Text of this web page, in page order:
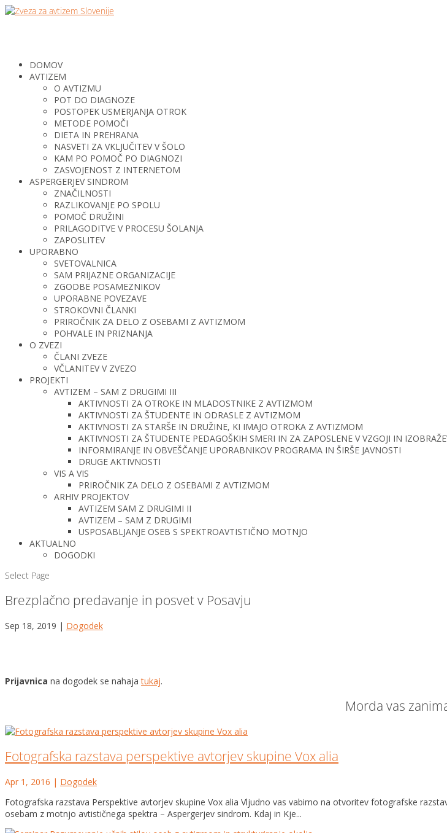
DOMOV
AVTIZEM
O AVTIZMU
POT DO DIAGNOZE
POSTOPEK USMERJANJA OTROK
METODE POMOČI
DIETA IN PREHRANA
NASVETI ZA VKLJUČITEV V ŠOLO
KAM PO POMOČ PO DIAGNOZI
ZASVOJENOST Z INTERNETOM
ASPERGERJEV SINDROM
ZNAČILNOSTI
RAZLIKOVANJE PO SPOLU
POMOČ DRUŽINI
PRILAGODITVE V PROCESU ŠOLANJA
ZAPOSLITEV
UPORABNO
SVETOVALNICA
SAM PRIJAZNE ORGANIZACIJE
ZGODBE POSAMEZNIKOV
UPORABNE POVEZAVE
STROKOVNI ČLANKI
PRIROČNIK ZA DELO Z OSEBAMI Z AVTIZMOM
POHVALE IN PRIZNANJA
O ZVEZI
ČLANI ZVEZE
VČLANITEV V ZVEZO
PROJEKTI
AVTIZEM – SAM Z DRUGIMI III
AKTIVNOSTI ZA OTROKE IN MLADOSTNIKE Z AVTIZMOM
AKTIVNOSTI ZA ŠTUDENTE IN ODRASLE Z AVTIZMOM
AKTIVNOSTI ZA STARŠE IN DRUŽINE, KI IMAJO OTROKA Z AVTIZMOM
AKTIVNOSTI ZA ŠTUDENTE PEDAGOŠKIH SMERI IN ZA ZAPOSLENE V VZGOJI IN
INFORMIRANJE IN OBVEŠČANJE UPORABNIKOV PROGRAMA IN ŠIRŠE JAVNOSTI
DRUGE AKTIVNOSTI
VIS A VIS
PRIROČNIK ZA DELO Z OSEBAMI Z AVTIZMOM
ARHIV PROJEKTOV
AVTIZEM SAM Z DRUGIMI II
AVTIZEM – SAM Z DRUGIMI
USPOSABLJANJE OSEB S SPEKTROAVTISTIČNO MOTNJO
AKTUALNO
DOGODKI
Select Page
Brezplačno predavanje in posvet v Posavju
Sep 18, 2019 | Dogodek
Prijavnica na dogodek se nahajatukaj.
Morda vas
Fotografska razstava perspektive avtorjev skupine Vox alia
Apr 1, 2016 | Dogodek
Fotografska razstava Perspektive avtorjev skupine Vox alia Vljudno vas vabimo na otvoritev fotografske
osebam z motnjo avtističnega spektra – Aspergerjev sindrom. Kdaj in Kje...